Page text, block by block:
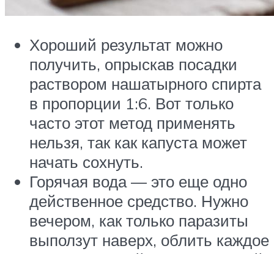
Хороший результат можно
получить, опрыскав посадки
раствором нашатырного спирта
в пропорции 1:6. Вот только
часто этот метод применять
нельзя, так как капуста может
начать сохнуть.
Горячая вода — это еще одно
действенное средство. Нужно
вечером, как только паразиты
выползут наверх, облить каждое